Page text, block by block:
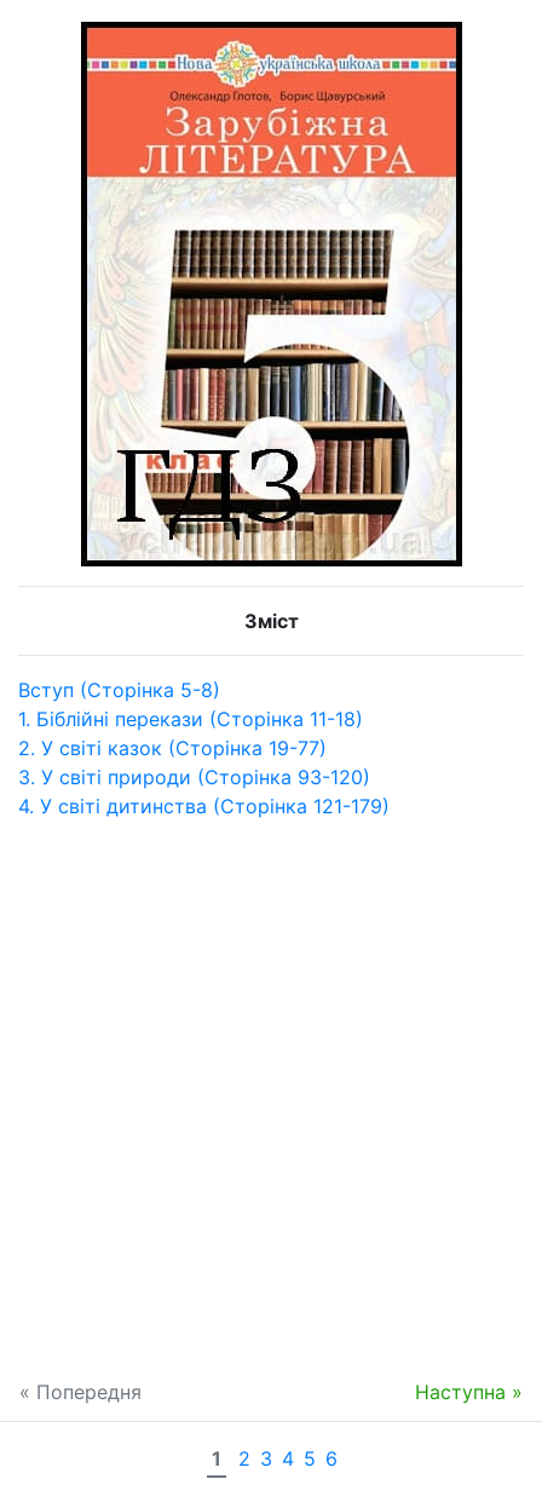
Зміст
Вступ (Сторінка 5-8)
1. Біблійні перекази (Сторінка 11-18)
2. У світі казок (Сторінка 19-77)
3. У світі природи (Сторінка 93-120)
4. У світі дитинства (Сторінка 121-179)
« Попередня Наступна »
1 2 3 4 5 6